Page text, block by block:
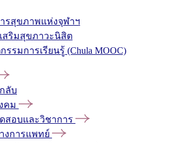
รสุขภาพแห่งจุฬาฯ
สริมสุขภาวะนิสิต
รรมการเรียนรู้ (Chula MOOC)
ลับ
คม
สอบและวิชาการ
งการแพทย์